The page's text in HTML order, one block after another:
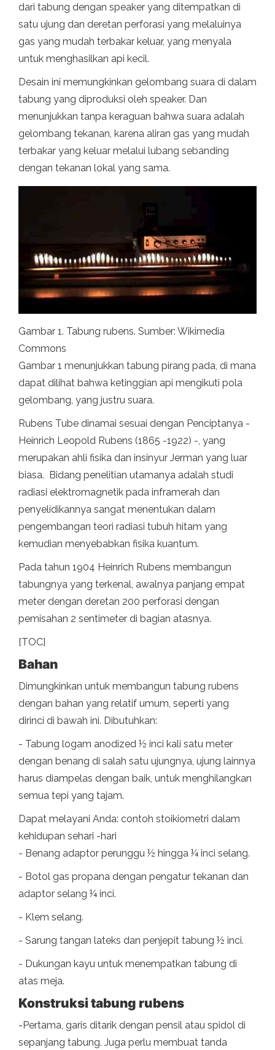
dari tabung dengan speaker yang ditempatkan di
satu ujung dan deretan perforasi yang melaluinya
gas yang mudah terbakar keluar, yang menyala
untuk menghasilkan api kecil.
Desain ini memungkinkan gelombang suara di dalam
tabung yang diproduksi oleh speaker. Dan
menunjukkan tanpa keraguan bahwa suara adalah
gelombang tekanan, karena aliran gas yang mudah
terbakar yang keluar melalui lubang sebanding
dengan tekanan lokal yang sama.
Gambar 1. Tabung rubens. Sumber: Wikimedia
Commons
Gambar 1 menunjukkan tabung pirang pada, di mana
dapat dilihat bahwa ketinggian api mengikuti pola
gelombang, yang justru suara.
Rubens Tube dinamai sesuai dengan Penciptanya -
Heinrich Leopold Rubens (1865 -1922) -, yang
merupakan ahli fisika dan insinyur Jerman yang luar
biasa. Bidang penelitian utamanya adalah studi
radiasi elektromagnetik pada inframerah dan
penyelidikannya sangat menentukan dalam
pengembangan teori radiasi tubuh hitam yang
kemudian menyebabkan fisika kuantum.
Pada tahun 1904 Heinrich Rubens membangun
tabungnya yang terkenal, awalnya panjang empat
meter dengan deretan 200 perforasi dengan
pemisahan 2 sentimeter di bagian atasnya.
[TOC]
Bahan
Dimungkinkan untuk membangun tabung rubens
dengan bahan yang relatif umum, seperti yang
dirinci di bawah ini. Dibutuhkan:
- Tabung logam anodized ½ inci kali satu meter
dengan benang di salah satu ujungnya, ujung lainnya
harus diampelas dengan baik, untuk menghilangkan
semua tepi yang tajam.
Dapat melayani Anda: contoh stoikiometri dalam
kehidupan sehari -hari
- Benang adaptor perunggu ½ hingga ¼ inci selang.
- Botol gas propana dengan pengatur tekanan dan
adaptor selang ¼ inci.
- Klem selang.
- Sarung tangan lateks dan penjepit tabung ½ inci.
- Dukungan kayu untuk menempatkan tabung di
atas meja.
Konstruksi tabung rubens
-Pertama, garis ditarik dengan pensil atau spidol di
sepanjang tabung. Juga perlu membuat tanda